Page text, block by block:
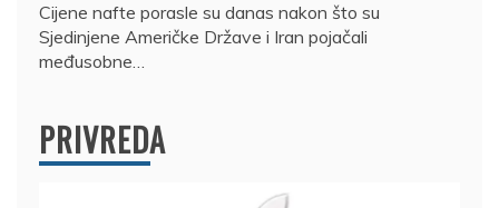
Cijene nafte porasle su danas nakon što su
Sjedinjene Američke Države i Iran pojačali
međusobne…
PRIVREDA